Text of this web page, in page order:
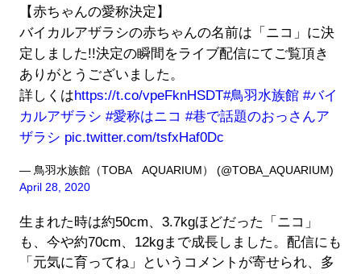
【赤ちゃんの愛称決定】
バイカルアザラシの赤ちゃんの名前は「ニコ」に決
定しました!!決定の瞬間をライブ配信にてご覧頂き
ありがとうございました。
詳しくはhttps://t.co/vpeFknHSDT#鳥羽水族館 #バイ
カルアザラシ #愛称はニコ #巷で話題のおっさんア
ザラシ pic.twitter.com/tsfxHaf0Dc
— 鳥羽水族館（TOBA AQUARIUM） (@TOBA_AQUARIUM)
April 28, 2020
生まれた時は約50cm、3.7kgほどだった「ニコ」
も、今や約70cm、12kgまで成長しました。配信にも
「元気に育ってね」というコメントが寄せられ、多